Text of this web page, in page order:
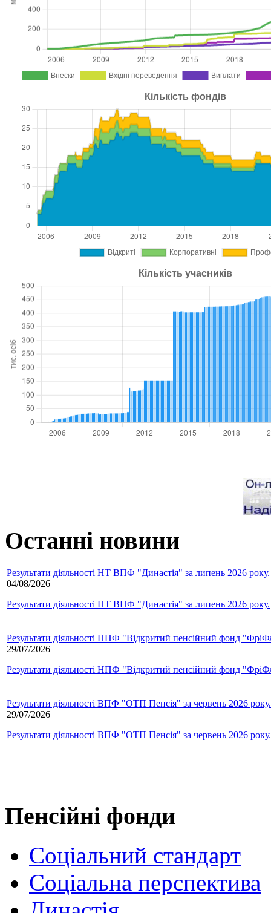
Останні новини
Результати діяльності НТ ВПФ "Династія" за липень 2026 року.
04/08/2026
Результати діяльності НТ ВПФ "Династія" за липень 2026 року.
Результати діяльності НПФ "Відкритий пенсійний фонд
29/07/2026
Результати діяльності НПФ "Відкритий пенсійний фонд
Результати діяльності ВПФ "ОТП Пенсія" за червень 2026 року.
29/07/2026
Результати діяльності ВПФ "ОТП Пенсія" за червень 2026 року.
Пенсійні фонди
Соціальний стандарт
Соціальна перспектива